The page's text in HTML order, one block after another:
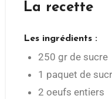
La recette
Les ingrédients :
250 gr de sucre
1 paquet de
2 oeufs entiers